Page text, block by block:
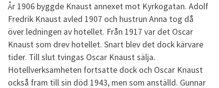
År 1906 byggde Knaust annexet mot Kyrkogatan. Adolf
Fredrik Knaust avled 1907 och hustrun Anna tog då
över ledningen av hotellet. Från 1917 var det Oscar
Knaust som drev hotellet. Snart blev det dock kärvare
tider. Till slut tvingas Oscar Knaust sälja.
Hotellverksamheten fortsatte dock och Oscar Knaust
också fram till sin död 1943, men som anställd. Gunnar